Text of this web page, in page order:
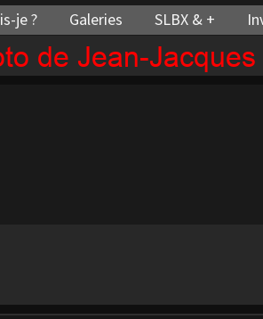
de Jean-
je ? Galeries SLBX & +